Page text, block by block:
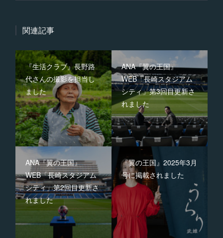
関連記事
『生活クラブ』長野路
代さんの撮影を担当し
ました
ANA『翼の王国』
WEB「長崎スタジアム
シティ」第3回目更新さ
れました
ANA『翼の王国』
WEB「長崎スタジアム
シティ」第2回目更新さ
れました
『翼の王国』2025年3月
号に掲載されました